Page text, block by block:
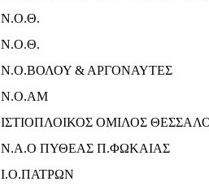
Ν.Ο.Θ.
Ν.Ο.Θ.
Ν.Ο.ΒΟΛΟΥ & ΑΡΓΟΝΑΥΤΕΣ
N.O.AM
ΙΣΤΙΟΠΛΟΙΚΟΣ ΟΜΙΛΟΣ
Ν.Α.Ο ΠΥΘΕΑΣ Π.ΦΩΚΑΙΑΣ
Ι.Ο.ΠΑΤΡΩΝ